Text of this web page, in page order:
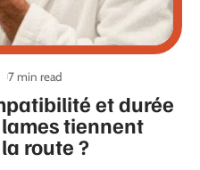
et durée
tiennent
route ?
7 min read